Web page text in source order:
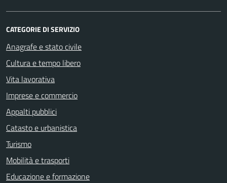
CATEGORIE DI SERVIZIO
Anagrafe e stato civile
Cultura e tempo libero
Vita lavorativa
Imprese e commercio
Appalti pubblici
Catasto e urbanistica
Turismo
Mobilità e trasporti
Educazione e formazione